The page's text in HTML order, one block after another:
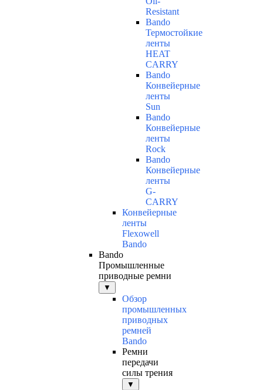
Resistant
Bando
Термостойкие
ленты
HEAT
CARRY
Bando
Конвейерные
ленты
Sun
Bando
Конвейерные
ленты
Rock
Bando
Конвейерные
ленты
G-
CARRY
Конвейерные
ленты
Flexowell
Bando
Bando
Промышленные
приводные ремни
▼
Обзор
промышленных
приводных
ремней
Bando
Ремни
передачи
силы трения
▼